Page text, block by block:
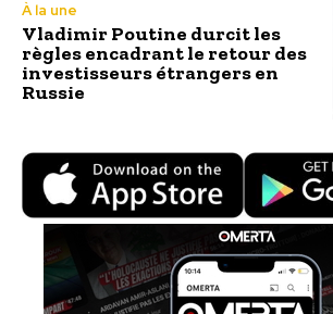
À la une
Vladimir Poutine durcit les
règles encadrant le retour des
investisseurs étrangers en
Russie